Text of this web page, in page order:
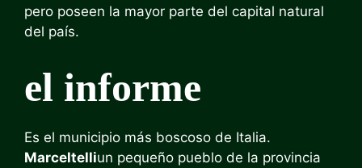
pero poseen la mayor parte del capital natural
del país.
el informe
Es el municipio más boscoso de Italia.
Marceltelliun pequeño pueblo de la provincia